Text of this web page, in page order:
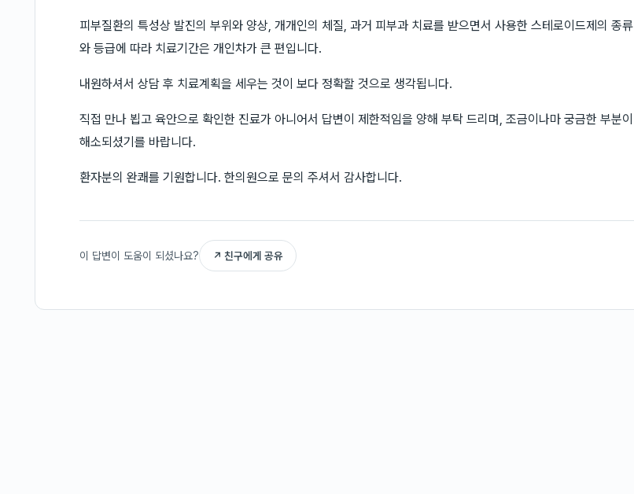
피부질환의 특성상 발진의 부위와 양상, 개개인의 체질, 과거 피부과 치료를 받으면서 사용한 스테로이드제의 종류
와 등급에 따라 치료기간은 개인차가 큰 편입니다.
내원하셔서 상담 후 치료계획을 세우는 것이 보다 정확할 것으로 생각됩니다.
직접 만나 뵙고 육안으로 확인한 진료가 아니어서 답변이 제한적임을 양해 부탁 드리며, 조금이나마 궁금한 부분이
해소되셨기를 바랍니다.
환자분의 완쾌를 기원합니다. 한의원으로 문의 주셔서 감사합니다.
이 답변이 도움이 되셨나요? ↗ 친구에게 공유